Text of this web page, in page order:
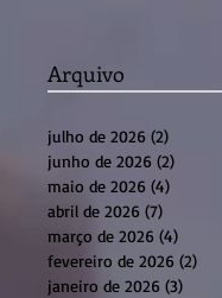
Arquivo
julho de 2026 (2)
junho de 2026 (2)
maio de 2026 (4)
abril de 2026 (7)
março de 2026 (4)
fevereiro de 2026 (2)
janeiro de 2026 (3)